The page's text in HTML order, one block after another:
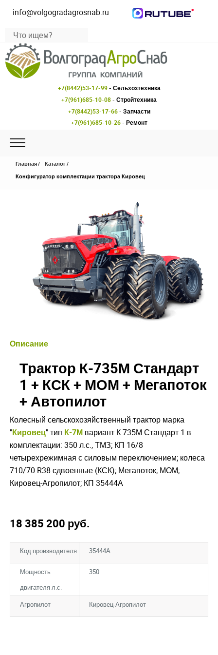
info@volgogradagrosnab.ru
+7(8442)53-17-99- Сельхозтехника
+7(961)685-10-08- Стройтехника
+7(8442)53-17-66- Запчасти
+7(961)685-10-26- Ремонт
Главная
Каталог
Конфигуратор комплектации трактора Кировец
Описание
Трактор К-735М Стандарт
1 + КСК + МОМ + Мегапоток
+ Автопилот
Колесный сельскохозяйственный трактор марка
"Кировец" тип К-7М вариант К-735М Стандарт 1 в
комплектации: 350 л.с., ТМЗ; КП 16/8
четырехрежимная с силовым переключением; колеса
710/70 R38 сдвоенные (КСК); Мегапоток; МОМ;
Кировец-Агропилот; КП 35444А
18 385 200 руб.
Код производителя 35444А
Мощность
двигателя л.с.
350
Агропилот Кировец-Агропилот